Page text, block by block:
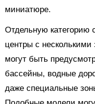
миниатюре.
Отдельную категорию
центры с
могут быть
бассейны, водные
даже специальные